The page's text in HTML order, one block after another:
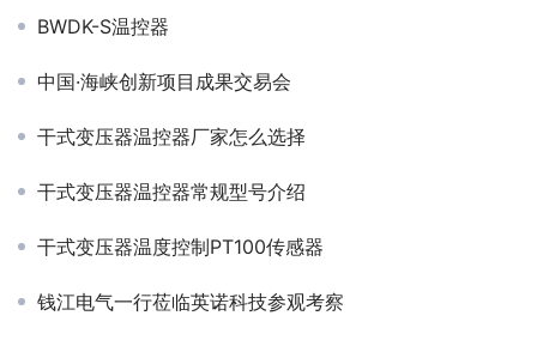
BWDK-S温控器
中国·海峡创新项目成果交易会
干式变压器温控器厂家怎么选择
干式变压器温控器常规型号介绍
干式变压器温度控制PT100传感器
钱江电气一行莅临英诺科技参观考察